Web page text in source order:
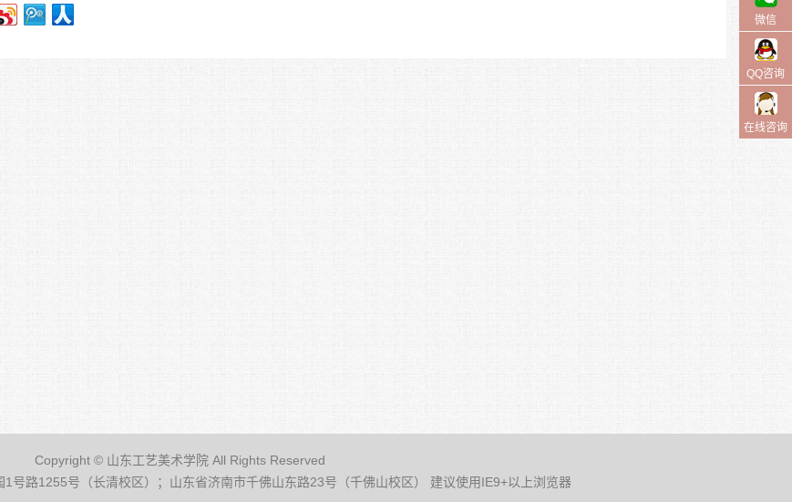
微信
QQ咨询
在线咨询
Copyright © 山东工艺美术学院 All Rights Reserved
号路1255号（长清校区）；山东省济南市千佛山东路23号（千佛山校区） 建议使用IE9+以上浏览器